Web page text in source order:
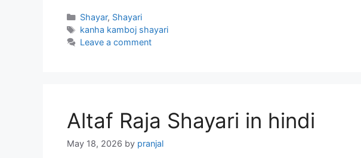
Categories
Shayar, Shayari
Tags
kanha kamboj shayari
Leave a comment
Altaf Raja Shayari in hindi
May 18, 2026 by pranjal